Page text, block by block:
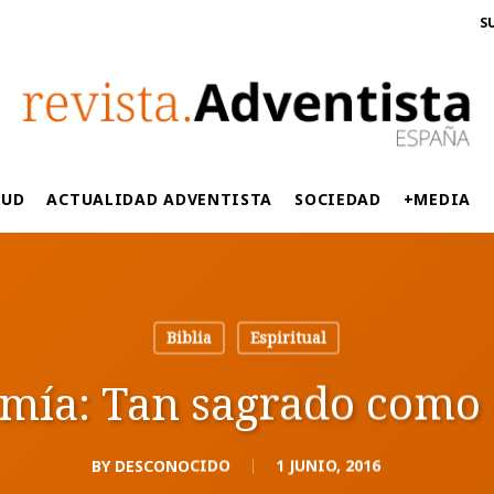
ACTUALIDAD ADVENTISTA SOCIEDAD +MEDIA
Biblia Espiritual
Tan sagrado como
BY DESCONOCIDO 1 JUNIO, 2016